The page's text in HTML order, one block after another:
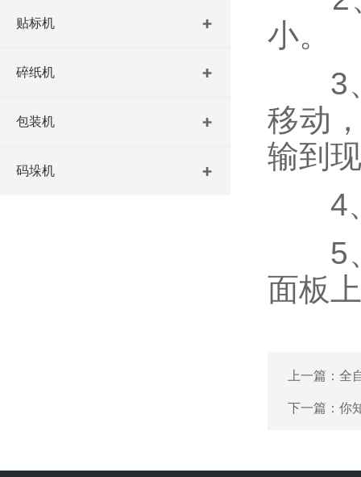
贴标机
碎纸机
包装机
码垛机
小。
3、
移动
输到
4、*
5、
面板
上一篇： 全
下一篇： 你